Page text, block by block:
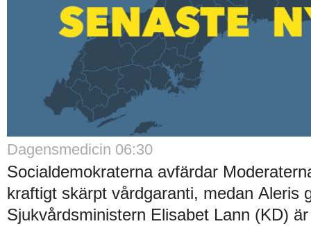
Dagensmedicin 06:30
Socialdemokraterna avfärdar
kraftigt skärpt vårdgaranti, medan Aleris
Sjukvårdsministern Elisabet Lann (KD)